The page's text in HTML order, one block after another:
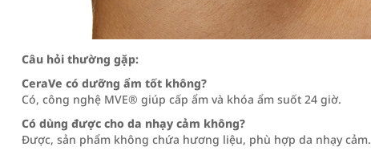
Câu hỏi thường gặp:
CeraVe có dưỡng ẩm tốt không?
Có, công nghệ MVE® giúp cấp ẩm và khóa ẩm suốt 24 giờ.
Có dùng được cho da nhạy cảm không?
Được, sản phẩm không chứa hương liệu, phù hợp da nhạy cảm.